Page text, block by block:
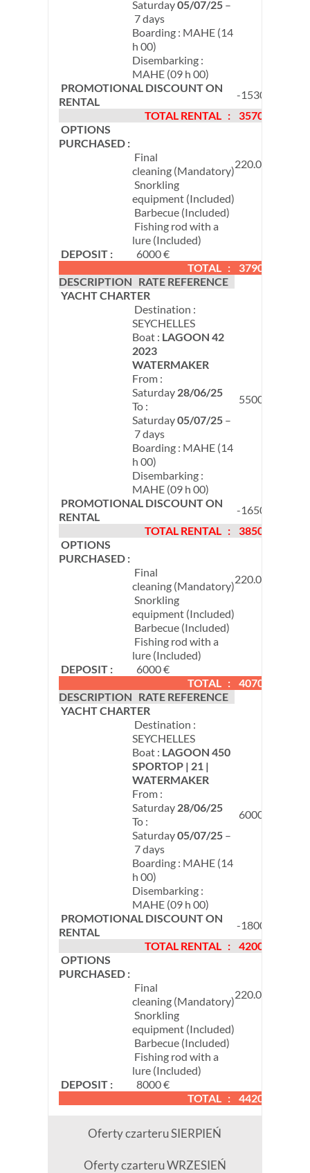
Saturday05/07/25–
7 days
Boarding : MAHE (14
h 00)
Disembarking :
MAHE (09 h 00)
PROMOTIONAL DISCOUNT ON
RENTAL
-1530 €
TOTAL RENTAL :
3570 €
OPTIONS
PURCHASED :
Final
cleaning (Mandatory)
220.00 €
Snorkling
equipment (Included)
Barbecue (Included)
Fishing rod with a
lure (Included)
DEPOSIT :
6000 €
TOTAL :
3790 €
DESCRIPTION RATE REFERENCE
YACHT CHARTER
Destination :
SEYCHELLES
Boat : LAGOON 42
2023
WATERMAKER
From :
Saturday 28/06/25
To :
Saturday05/07/25–
7 days
Boarding : MAHE (14
h 00)
Disembarking :
MAHE (09 h 00)
5500 €
PROMOTIONAL DISCOUNT ON
RENTAL
-1650 €
TOTAL RENTAL :
3850 €
OPTIONS
PURCHASED :
Final
cleaning (Mandatory)
220.00 €
Snorkling
equipment (Included)
Barbecue (Included)
Fishing rod with a
lure (Included)
DEPOSIT :
6000 €
TOTAL :
4070 €
DESCRIPTION RATE REFERENCE
YACHT CHARTER
Destination :
SEYCHELLES
Boat : LAGOON 450
SPORTOP | 21 |
WATERMAKER
From :
Saturday 28/06/25
To :
Saturday05/07/25–
7 days
Boarding : MAHE (14
h 00)
Disembarking :
MAHE (09 h 00)
6000 €
PROMOTIONAL DISCOUNT ON
RENTAL
-1800 €
TOTAL RENTAL :
4200 €
OPTIONS
PURCHASED :
Final
cleaning (Mandatory)
220.00 €
Snorkling
equipment (Included)
Barbecue (Included)
Fishing rod with a
lure (Included)
DEPOSIT :
8000 €
TOTAL :
4420 €
Oferty czarteru SIERPIEŃ
Oferty czarteru WRZESIEŃ